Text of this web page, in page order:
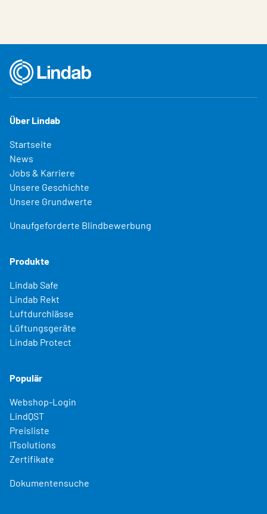
Über Lindab
Startseite
News
Jobs & Karriere
Unsere Geschichte
Unsere Grundwerte
Unaufgeforderte Blindbewerbung
Produkte
Lindab Safe
Lindab Rekt
Luftdurchlässe
Lüftungsgeräte
Lindab Protect
Populär
Webshop-Login
LindQST
Preisliste
ITsolutions
Zertifikate
Dokumentensuche